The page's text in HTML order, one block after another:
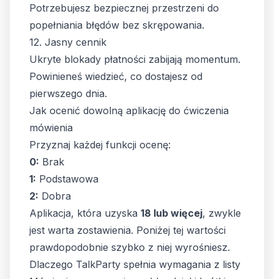
Potrzebujesz bezpiecznej przestrzeni do
popełniania błędów bez skrępowania.
12. Jasny cennik
Ukryte blokady płatności zabijają momentum.
Powinieneś wiedzieć, co dostajesz od
pierwszego dnia.
Jak ocenić dowolną aplikację do ćwiczenia
mówienia
Przyznaj każdej funkcji ocenę:
0: Brak
1: Podstawowa
2: Dobra
Aplikacja, która uzyska 18 lub więcej, zwykle
jest warta zostawienia. Poniżej tej wartości
prawdopodobnie szybko z niej wyrośniesz.
Dlaczego TalkParty spełnia wymagania z listy